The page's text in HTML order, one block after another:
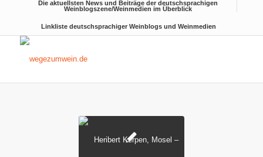
Die aktuellsten News und Beiträge der deutschsprachigen
Weinblogszene/Weinmedien im Überblick
Linkliste deutschsprachiger Weinblogs und Weinmedien